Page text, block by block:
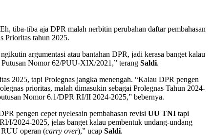
tiba-tiba aja DPR malah nerbitin perubahan daftar pembahasan
Prioritas tahun 2025.
argumentasi atau bantahan DPR, jadi kerasa banget kalau
Putusan Nomor 62/PUU-XIX/2021,” terang Saldi.
2025, tapi Prolegnas jangka menengah. “Kalau DPR pengen
prioritas, malah dimasukin sebagai Prolegnas Tahun 2024-
Nomor 6.1/DPR RI/II 2024-2025,” bebernya.
pengen cepet nyelesain pembahasan revisi UU TNI tapi
I/2024-2025, jelas banget kalau pembentuk undang-undang
RUU operan (carry over),” ucap Saldi.